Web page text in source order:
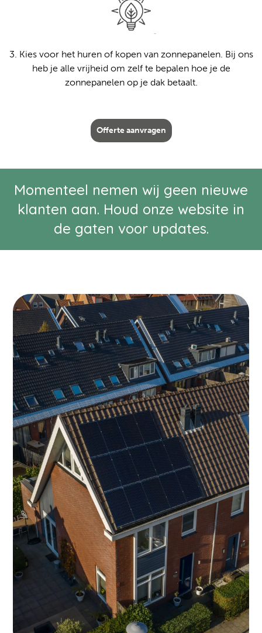
3. Kies voor het huren of kopen van zonnepanelen. Bij ons
heb je alle vrijheid om zelf te bepalen hoe je de
zonnepanelen op je dak betaalt.
Offerte aanvragen
Momenteel nemen wij geen nieuwe
klanten aan. Houd onze website in
de gaten voor updates.